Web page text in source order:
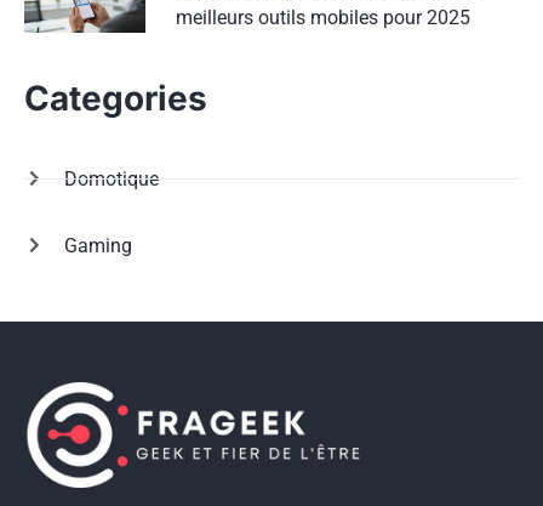
meilleurs outils mobiles pour 2025
Categories
Domotique
Gaming